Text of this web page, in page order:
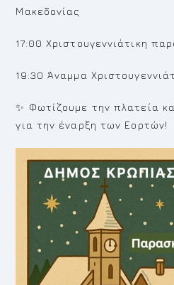
Μακεδονίας
17:00 Χριστουγεννιάτικη
19:30 Άναμμα
✨ Φωτίζουμε την πλατεία
για την έναρξη των Εορτών!